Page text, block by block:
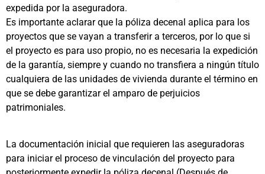
expedida por la aseguradora.
Es importante aclarar que la póliza decenal aplica para los
proyectos que se vayan a transferir a terceros, por lo que si
el proyecto es para uso propio, no es necesaria la expedición
de la garantía, siempre y cuando no transfiera a ningún título
cualquiera de las unidades de vivienda durante el término en
que se debe garantizar el amparo de perjuicios
patrimoniales.
La documentación inicial que requieren las aseguradoras
para iniciar el proceso de vinculación del proyecto para